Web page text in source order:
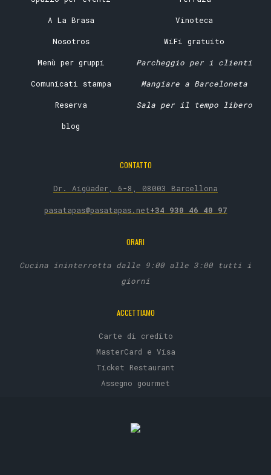
A La Brasa
Nosotros
Menù per gruppi
Comunicati stampa
Reserva
blog
Vinoteca
WiFi gratuito
Parcheggio per i clienti
Mangiare a Barceloneta
Sala per il tempo libero
CONTATTO
Dr. Aigüader, 6-8, 08003 Barcellona
pasatapas@pasatapas.net+34 930 46 40 97
ORARI
Cucina ininterrotta dalle 9:00 alle 3:00 tutti i
giorni
ACCETTIAMO
Carte di credito
MasterCard e Visa
Ticket Restaurant
Assegno gourmet